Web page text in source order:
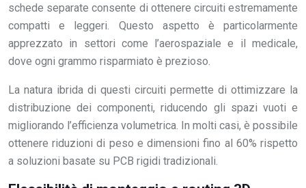
schede separate consente di ottenere circuiti estremamente
compatti e leggeri. Questo aspetto è particolarmente
apprezzato in settori come l’aerospaziale e il medicale,
dove ogni grammo risparmiato è prezioso.
La natura ibrida di questi circuiti permette di ottimizzare la
distribuzione dei componenti, riducendo gli spazi vuoti e
migliorando l’efficienza volumetrica. In molti casi, è possibile
ottenere riduzioni di peso e dimensioni fino al 60% rispetto
a soluzioni basate su PCB rigidi tradizionali.